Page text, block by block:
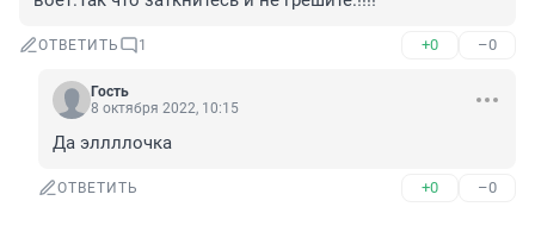
ОТВЕТИТЬ 1 +0 –0
Гость
8 октября 2022, 10:15
Да эллллочка
ОТВЕТИТЬ +0 –0